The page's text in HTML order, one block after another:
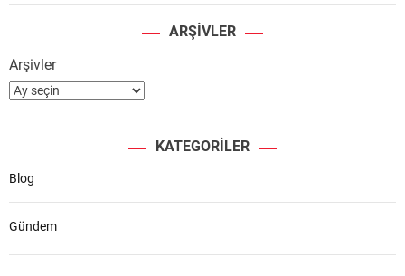
ARŞIVLER
Arşivler
KATEGORILER
Blog
Gündem